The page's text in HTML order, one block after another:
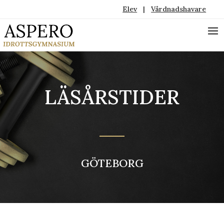
Elev|Vårdnadshavare
LÄSÅRSTIDER
GÖTEBORG